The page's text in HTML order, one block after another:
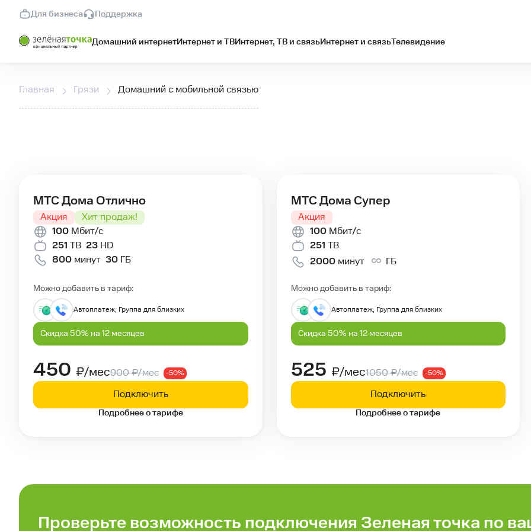
Для бизнеса Поддержка
Домашний интернетИнтернет и ТВИнтернет, ТВ и связьИнтернет и связьТелевидение
Главная Грязи Домашний с мобильной связью
МТС Дома Отлично
Акция Хит продаж!
100 Мбит/с
251 ТВ 23 HD
800 минут 30 ГБ
Можно добавить в тариф:
Автоплатеж, Группа для близких
Скидка 50% на 12 месяцев
450 ₽/мес900₽/мес -50%
Подключить
Подробнее о тарифе
МТС Дома Супер
Акция
100 Мбит/с
251 ТВ
2000 минут ГБ
Можно добавить в тариф:
Автоплатеж, Группа для близких
Скидка 50% на 12 месяцев
525 ₽/мес1050₽/мес -50%
Подключить
Подробнее о тарифе
Проверьте возможность подключения Зеленая точка по